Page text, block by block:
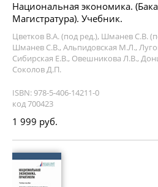
Национальная экономика.
Магистратура). Учебник.
Цветков В.А. (под ред.), Шманев С.В.
Шманев С.В., Альпидовская М.Л.,
Сибирская Е.В., Овешникова Л.В.,
Соколов Д.П.
ISBN: 978-5-406-14211-0
код 700423
1 999 руб.